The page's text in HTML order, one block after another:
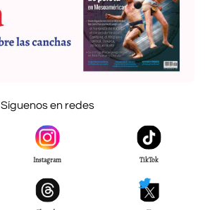
Síguenos en redes
Instagram TikTok